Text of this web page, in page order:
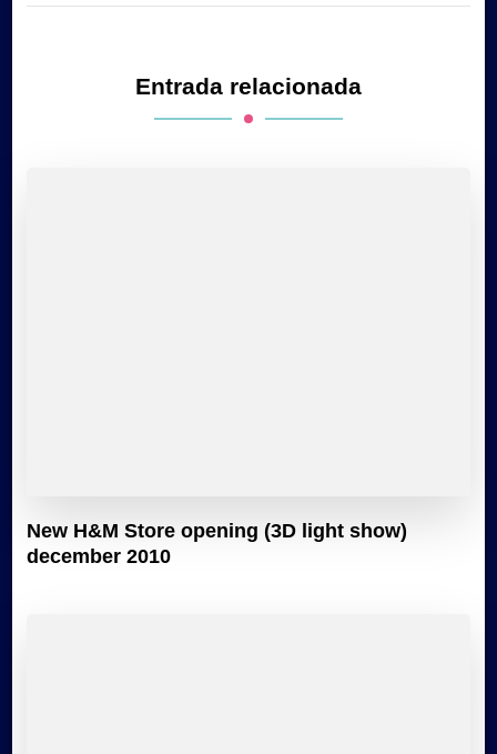
Entrada relacionada
New H&M Store opening (3D light show)
december 2010